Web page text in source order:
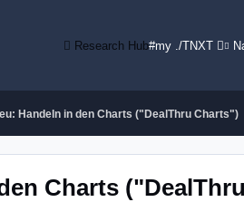
Research Hub#my ./TNXT
Handeln in den Charts ("DealThru Charts")
Charts